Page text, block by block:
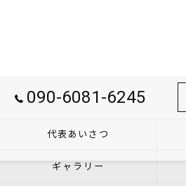
090-6081-6245
代表あいさつ
ギャラリー